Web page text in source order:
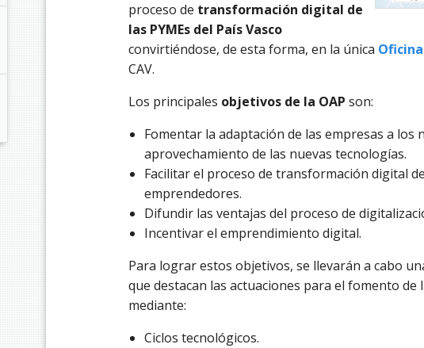
proceso de transformación digital de
las PYMEs del País Vasco
convirtiéndose, de esta forma, en la única
CAV.
Los principales objetivos de la OAP son:
Fomentar la adaptación de las empresas a
aprovechamiento de las nuevas tecnologías.
Facilitar el proceso de transformación digital
emprendedores.
Difundir las ventajas del proceso de
Incentivar el emprendimiento digital.
Para lograr estos objetivos, se llevarán a cabo
que destacan las actuaciones para el fomento
mediante:
Ciclos tecnológicos.